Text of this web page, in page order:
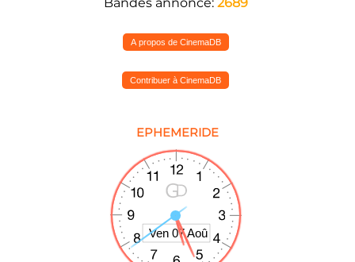
A propos de CinemaDB
Contribuer à CinemaDB
EPHEMERIDE